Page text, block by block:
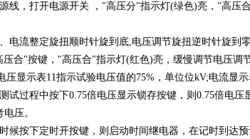
线，打开电源开关 ，"高压分"指示灯(绿色)亮，"高压
电流整定旋扭顺时针旋到底,电压调节旋扭逆时针旋到
压合"按键，"高压合"指示灯(红色)亮，缓慢调节电压调
压显示表11指示试验电压值的75%，单位位kV;电流显
试过程中按下0.75倍电压显示锁存按键，则0.75倍电
压。
候按下定时开按键，则启动时间继电器，在记时到达